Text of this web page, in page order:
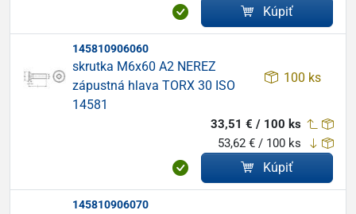
Kúpiť
145810906060
skrutka M6x60 A2 NEREZ
zápustná hlava TORX 30 ISO
14581
100 ks
33,51 € / 100 ks
53,62 € / 100 ks
Kúpiť
145810906070